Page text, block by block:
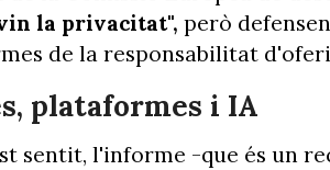
la privacitat", però
de la responsabilitat
plataformes i IA
sentit, l'informe -que és un